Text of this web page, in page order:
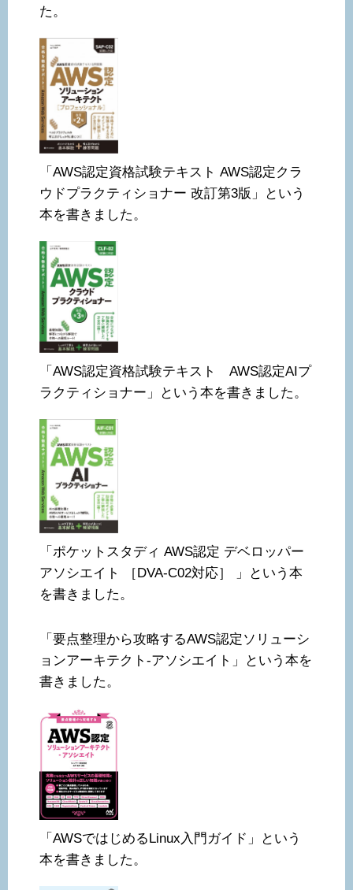
た。
「AWS認定資格試験テキスト AWS認定クラ
ウドプラクティショナー 改訂第3版」という
本を書きました。
「AWS認定資格試験テキスト AWS認定AIプ
ラクティショナー」という本を書きました。
「ポケットスタディ AWS認定 デベロッパー
アソシエイト ［DVA-C02対応］ 」という本
を書きました。
「要点整理から攻略するAWS認定ソリューシ
ョンアーキテクト-アソシエイト」という本を
書きました。
「AWSではじめるLinux入門ガイド」という
本を書きました。